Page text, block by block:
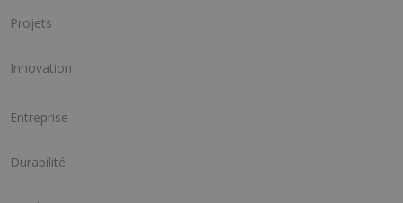
Projets
Innovation
Entreprise
Durabilité